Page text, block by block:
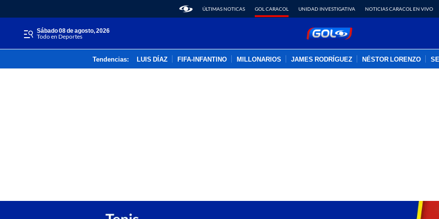
ÚLTIMAS NOTICAS GOL CARACOL UNIDAD INVESTIGATIVA NOTICIAS CARACOL EN VIVO
sábado 08 de agosto, 2026
Todo en Deportes
Tendencias: LUIS DÍAZ FIFA-INFANTINO MILLONARIOS JAMES RODRÍGUEZ NÉSTOR LORENZO